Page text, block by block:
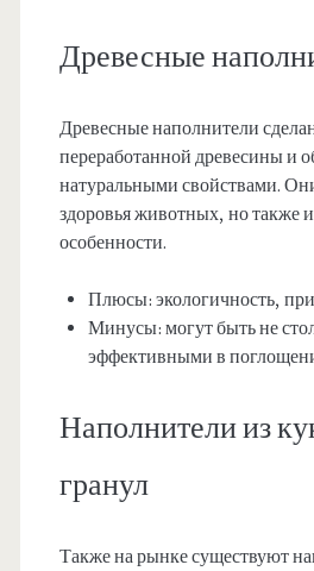
Древесные
Древесные наполнители
переработанной древесины и
натуральными свойствами.
здоровья животных, но также
особенности.
Плюсы: экологичность,
Минусы: могут быть не
эффективными в
Наполнители из
гранул
Также на рынке существуют